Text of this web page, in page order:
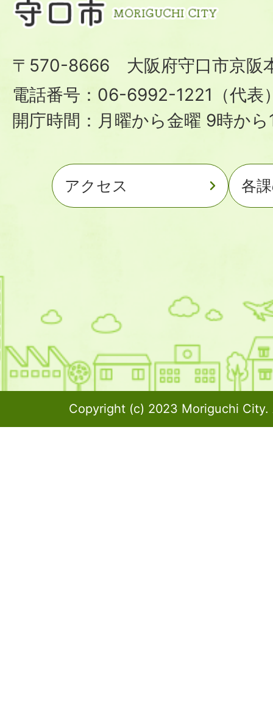
〒570-8666 大阪府守口市京阪
電話番号：06-6992-1221（代表
開庁時間：月曜から金曜 9時か
アクセス 各
Copyright (c) 2023 Moriguchi City.